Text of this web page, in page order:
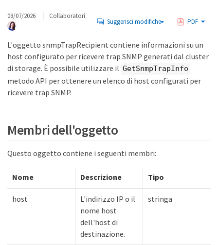
08/07/2026 Collaboratori
Suggerisci modifiche PDF
L'oggetto snmpTrapRecipient contiene informazioni su un
host configurato per ricevere trap SNMP generati dal cluster
di storage. È possibile utilizzare il GetSnmpTrapInfo
metodo API per ottenere un elenco di host configurati per
ricevere trap SNMP.
Membri dell'oggetto
Questo oggetto contiene i seguenti membri:
Nome Descrizione Tipo
host
L'indirizzo IP o il
nome host
dell'host di
destinazione.
stringa